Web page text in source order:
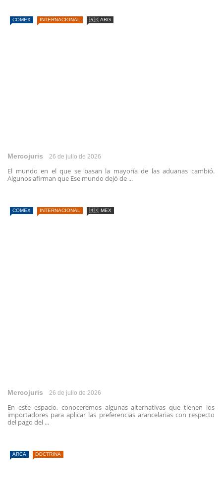
COMEX INTERNACIONAL 🇦🇷 ARG
Mercojuris 26 de julio de 2026
El mundo en el que se basan la mayoría de las aduanas cambió.
Algunos afirman que Ese mundo dejó de ...
COMEX INTERNACIONAL 🇲🇽 MEX
Mercojuris 26 de julio de 2026
En este espacio, conoceremos algunas alternativas que tienen los
importadores para aplicar las preferencias arancelarias con respecto
del pago del ...
ARCA DOCTRINA